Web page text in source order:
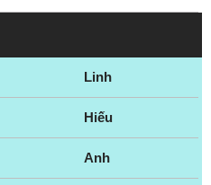
Linh
Hiếu
Anh